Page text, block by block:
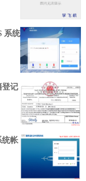
系统
登记
统帐